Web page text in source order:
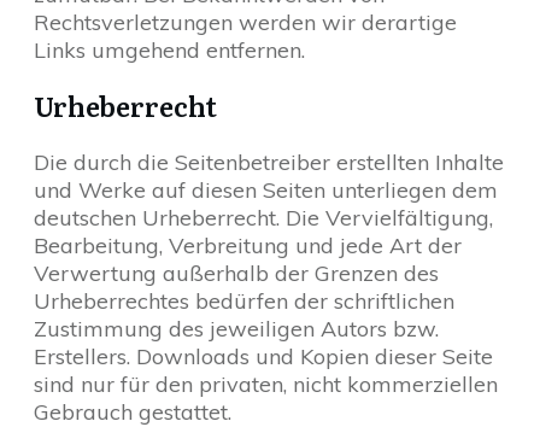
Rechtsverletzungen werden wir derartige
Links umgehend entfernen.
Urheberrecht
Die durch die Seitenbetreiber erstellten Inhalte
und Werke auf diesen Seiten unterliegen dem
deutschen Urheberrecht. Die Vervielfältigung,
Bearbeitung, Verbreitung und jede Art der
Verwertung außerhalb der Grenzen des
Urheberrechtes bedürfen der schriftlichen
Zustimmung des jeweiligen Autors bzw.
Erstellers. Downloads und Kopien dieser Seite
sind nur für den privaten, nicht kommerziellen
Gebrauch gestattet.